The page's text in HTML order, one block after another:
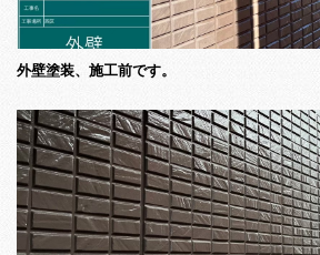
外壁塗装、施工前です。